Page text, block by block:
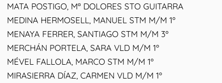
MATA POSTIGO, Mª DOLORES STO GUITARRA
MEDINA HERMOSELL, MANUEL STM M/M 1º
MENAYA FERRER, SANTIAGO STM M/M 3º
MERCHÁN PORTELA, SARA VLD M/M 1º
MÉVEL FALLOLA, MARCO STM M/M 1º
MIRASIERRA DÍAZ, CARMEN VLD M/M 1º